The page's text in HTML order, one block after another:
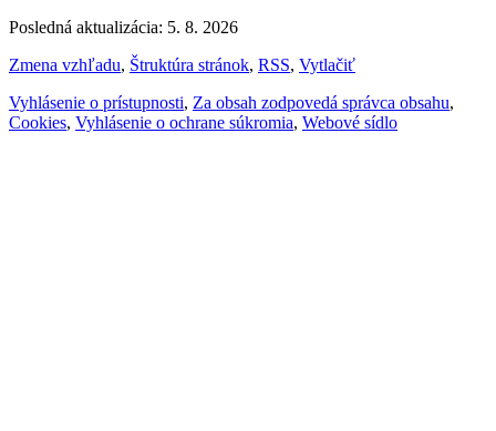
Posledná aktualizácia: 5. 8. 2026
Zmena vzhľadu, Štruktúra stránok, RSS, Vytlačiť
Vyhlásenie o prístupnosti, Za obsah zodpovedá správca obsahu,
Cookies, Vyhlásenie o ochrane súkromia, Webové sídlo